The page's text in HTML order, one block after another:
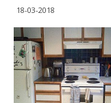
18-03-2018